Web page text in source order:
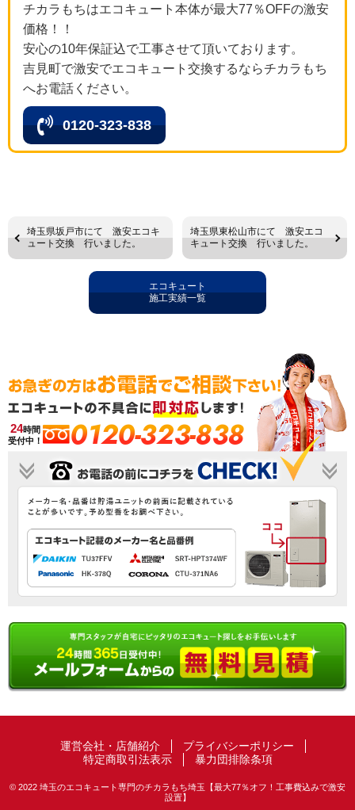
チカラもちはエコキュート本体が最大77％OFFの激安
価格！！
安心の10年保証込で工事させて頂いております。
吉見町で激安でエコキュート交換するならチカラもち
へお電話ください。
0120-323-838
埼玉県坂戸市にて 激安エコキ
ュート交換 行いました。
埼玉県東松山市にて 激安エコ
キュート交換 行いました。
エコキュート
施工実績一覧
24時間
受付中！
0120-323-838
運営会社・店舗紹介
プライバシーポリシー
特定商取引法表示
暴力団排除条項
© 2022 埼玉のエコキュート専門のチカラもち埼玉【最大77％オフ！工事費込みで激安
設置】